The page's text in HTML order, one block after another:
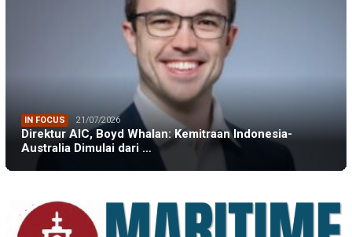
IN FOCUS 21/07/2026
Direktur AIC, Boyd Whalan: Kemitraan Indonesia-
Australia Dimulai dari …